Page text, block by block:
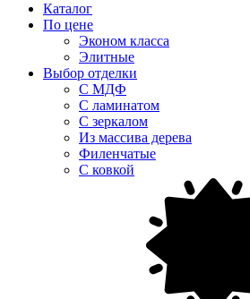
Каталог
По цене
Эконом класса
Элитные
Выбор отделки
С МДФ
С ламинатом
С зеркалом
Из массива дерева
Филенчатые
С ковкой